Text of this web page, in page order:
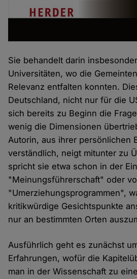
Sie behandelt darin
Universitäten, wo die
Relevanz entfalten konnten.
Deutschland, nicht nur für die
sich bereits zu Beginn die
wenig die Dimensionen
Autorin, aus ihrer persönlichen
verständlich, neigt mitunter zu
spricht sie etwa schon in der
"Meinungsführerschaft" oder
"Umerziehungsprogrammen",
kritikwürdige Gesichtspunkte
nur an bestimmten Orten
Ausführlich geht es zunächst
Erfahrungen, wofür die
man in der Wissenschaft zu